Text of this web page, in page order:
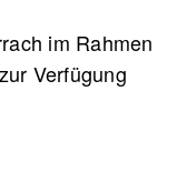
im Rahmen
Verfügung